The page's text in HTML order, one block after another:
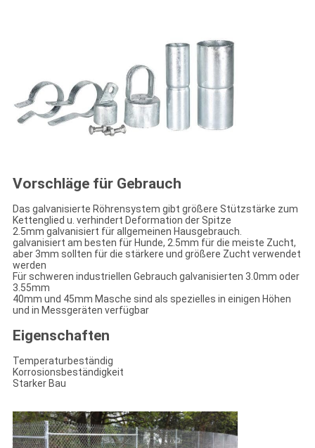
Vorschläge für Gebrauch
Das galvanisierte Röhrensystem gibt größere Stützstärke zum
Kettenglied u. verhindert Deformation der Spitze
2.5mm galvanisiert für allgemeinen Hausgebrauch.
galvanisiert am besten für Hunde, 2.5mm für die meiste Zucht,
aber 3mm sollten für die stärkere und größere Zucht verwendet
werden
Für schweren industriellen Gebrauch galvanisierten 3.0mm oder
3.55mm
40mm und 45mm Masche sind als spezielles in einigen Höhen
und in Messgeräten verfügbar
Eigenschaften
Temperaturbeständig
Korrosionsbeständigkeit
Starker Bau